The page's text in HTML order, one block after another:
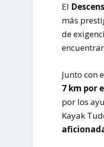
El
más
de
Junto con
7 km por
por los
Kayak